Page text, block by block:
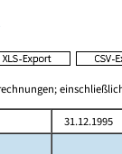
31.12.1995